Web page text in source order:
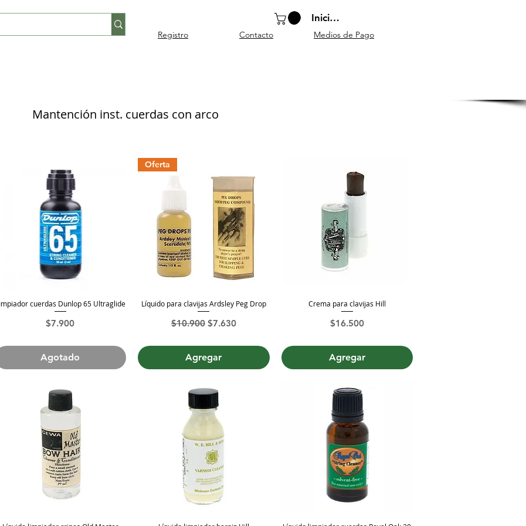
Iniciar sesión
Registro Contacto Medios de Pago
Mantención inst. cuerdas con arco
Vista rápida
cuerdas Dunlop 65 Ultraglide
Precio
$7.900
Agotado
Vista rápida
Oferta
Líquido para clavijas Ardsley Peg Drop
Precio
$10.900 Precio de oferta
$7.630
Agregar
Vista rápida
Crema para clavijas Hill
Precio
$16.500
Agregar